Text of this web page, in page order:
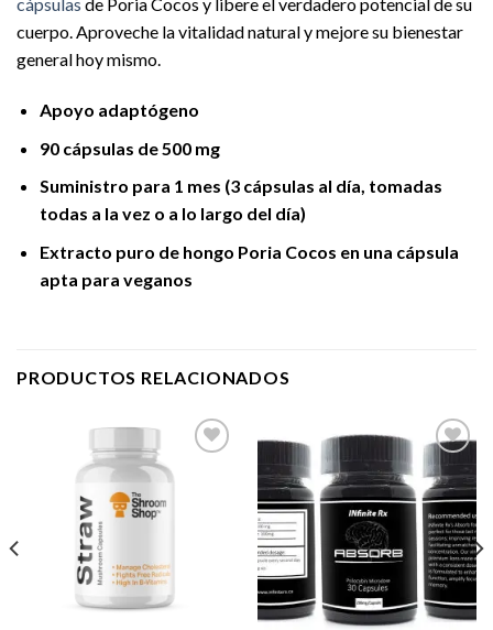
cuerpo. Aproveche la vitalidad natural y mejore su bienestar
general hoy mismo.
Apoyo adaptógeno
90 cápsulas de 500 mg
Suministro para 1 mes (3 cápsulas al día, tomadas
todas a la vez o a lo largo del día)
Extracto puro de hongo Poria Cocos en una cápsula
apta para veganos
PRODUCTOS RELACIONADOS
Add to
wishlist